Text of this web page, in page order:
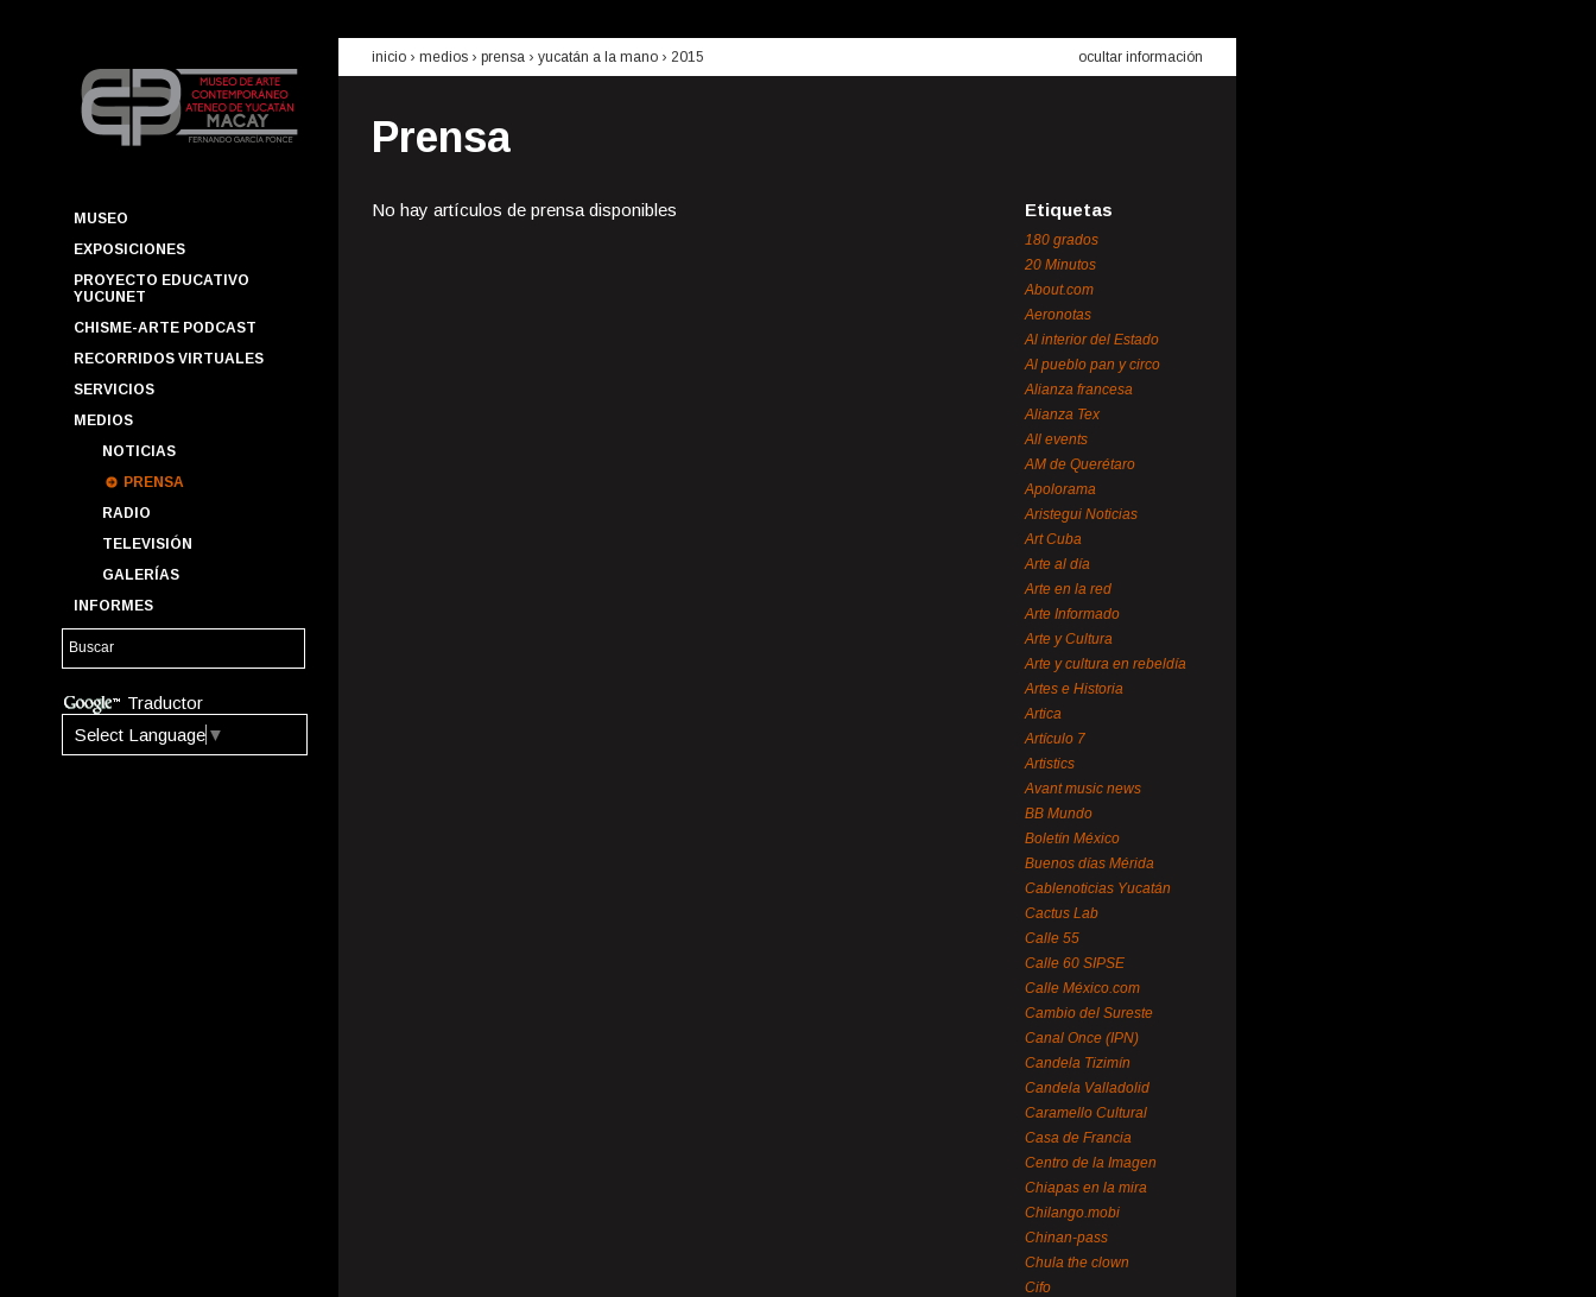
MUSEO
EXPOSICIONES
PROYECTO EDUCATIVO
YUCUNET
CHISME-ARTE PODCAST
RECORRIDOS VIRTUALES
SERVICIOS
MEDIOS
NOTICIAS
PRENSA
RADIO
TELEVISIÓN
GALERÍAS
INFORMES
Traductor
Select Language ▼
inicio › medios › prensa › yucatán a la mano › 2015 ocultar información
Prensa
No hay artículos de prensa disponibles Etiquetas
180 grados
20 Minutos
About.com
Aeronotas
Al interior del Estado
Al pueblo pan y circo
Alianza francesa
Alianza Tex
All events
AM de Querétaro
Apolorama
Aristegui Noticias
Art Cuba
Arte al día
Arte en la red
Arte Informado
Arte y Cultura
Arte y cultura en rebeldía
Artes e Historia
Artica
Artículo 7
Artistics
Avant music news
BB Mundo
Boletín México
Buenos días Mérida
Cablenoticias Yucatán
Cactus Lab
Calle 55
Calle 60 SIPSE
Calle México.com
Cambio del Sureste
Canal Once (IPN)
Candela Tizimín
Candela Valladolid
Caramello Cultural
Casa de Francia
Centro de la Imagen
Chiapas en la mira
Chilango.mobi
Chinan-pass
Chula the clown
Cifo